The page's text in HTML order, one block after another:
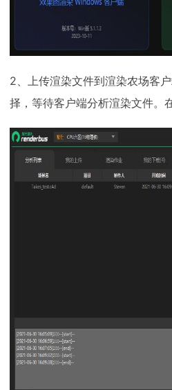
2、上传渲染文件到渲染农场客
择，等待客户端分析渲染文件。